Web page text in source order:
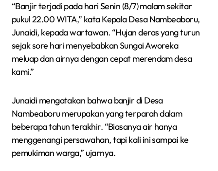
“Banjir terjadi pada hari Senin (8/7) malam sekitar
pukul 22.00 WITA,” kata Kepala Desa Nambeaboru,
Junaidi, kepada wartawan. “Hujan deras yang turun
sejak sore hari menyebabkan Sungai Aworeka
meluap dan airnya dengan cepat merendam desa
kami.”
Junaidi mengatakan bahwa banjir di Desa
Nambeaboru merupakan yang terparah dalam
beberapa tahun terakhir. “Biasanya air hanya
menggenangi persawahan, tapi kali ini sampai ke
pemukiman warga,” ujarnya.